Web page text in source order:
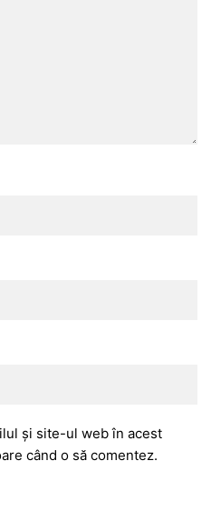
și site-ul web în acest
când o să comentez.